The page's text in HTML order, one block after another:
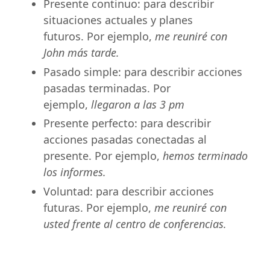
Presente continuo: para describir
situaciones actuales y planes
futuros. Por ejemplo, me reuniré con
John más tarde.
Pasado simple: para describir acciones
pasadas terminadas. Por
ejemplo, llegaron a las 3 pm
Presente perfecto: para describir
acciones pasadas conectadas al
presente. Por ejemplo, hemos terminado
los informes.
Voluntad: para describir acciones
futuras. Por ejemplo, me reuniré con
usted frente al centro de conferencias.